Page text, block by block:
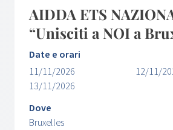
AIDDA ETS
“Unisciti a NOI a
Date e orari
11/11/2026
12/11/
13/11/2026
Dove
Bruxelles